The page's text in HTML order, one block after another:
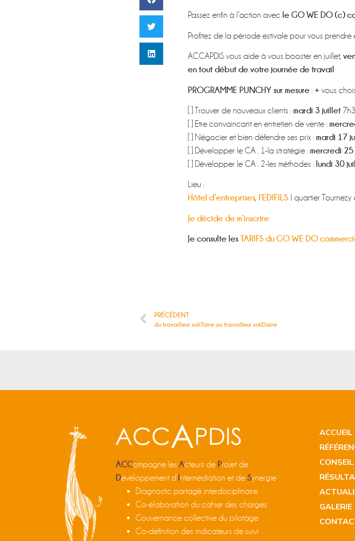
Passez enfin à l’action avec le GO WE DO (c)
Profitez de la période estivale pour vous prendre
ACCAPDIS vous aide à vous booster en juillet,
en tout début de votre journée de travail
PROGRAMME PUNCHY sur mesure : + vous
[ ] Trouver de nouveaux clients : mardi 3 juillet
[ ] Etre convaincant en entretien de vente :
[ ] Négocier et bien défendre ses prix : mardi 17
[ ] Développer le CA . 1-la stratégie : mercredi
[ ] Développer le CA . 2-les méthodes : lundi 30
Lieu :
Hôtel d’entreprises, l ’EDIFILS | quartier
Je décide de m’inscrire
Je consulte les TARIFS du GO WE DO
PRÉCÉDENT
du travailleur soliTaire au travailleur soliDaire
ACCompagne les Acteurs de Projet de
Développement d’Intermédiation et de Synergie
Diagnostic partagé interdisciplinaire
Co-élaboration du cahier des charges
Gouvernance collective du pilotage
Co-définition des indicateurs de suivi
ACCUEIL
CONSEIL
GALERIE